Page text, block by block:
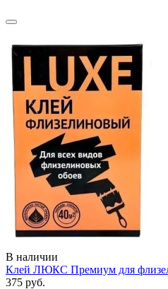
В наличии
Клей ЛЮКС Премиум для
375 руб.